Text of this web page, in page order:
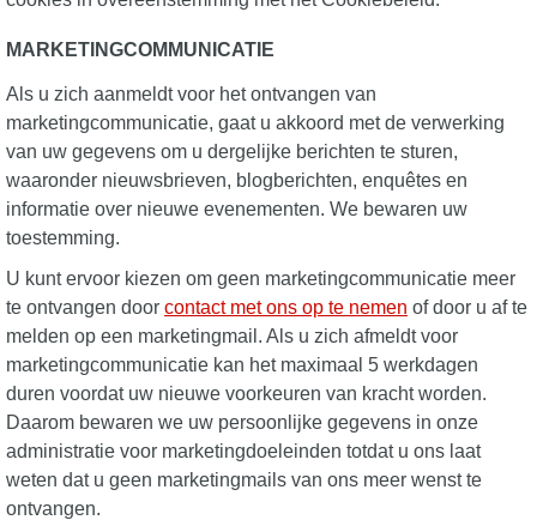
MARKETINGCOMMUNICATIE
Als u zich aanmeldt voor het ontvangen van
marketingcommunicatie, gaat u akkoord met de verwerking
van uw gegevens om u dergelijke berichten te sturen,
waaronder nieuwsbrieven, blogberichten, enquêtes en
informatie over nieuwe evenementen. We bewaren uw
toestemming.
U kunt ervoor kiezen om geen marketingcommunicatie meer
te ontvangen door contact met ons op te nemen of door u af te
melden op een marketingmail. Als u zich afmeldt voor
marketingcommunicatie kan het maximaal 5 werkdagen
duren voordat uw nieuwe voorkeuren van kracht worden.
Daarom bewaren we uw persoonlijke gegevens in onze
administratie voor marketingdoeleinden totdat u ons laat
weten dat u geen marketingmails van ons meer wenst te
ontvangen.